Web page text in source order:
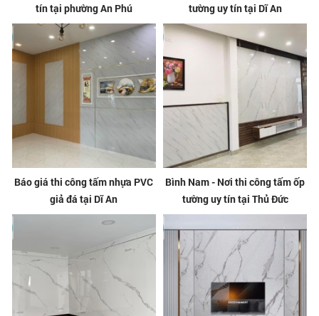
tín tại phường An Phú
tường uy tín tại Dĩ An
Báo giá thi công tấm nhựa PVC
giả đá tại Dĩ An
Bình Nam - Nơi thi công tấm ốp
tường uy tín tại Thủ Đức